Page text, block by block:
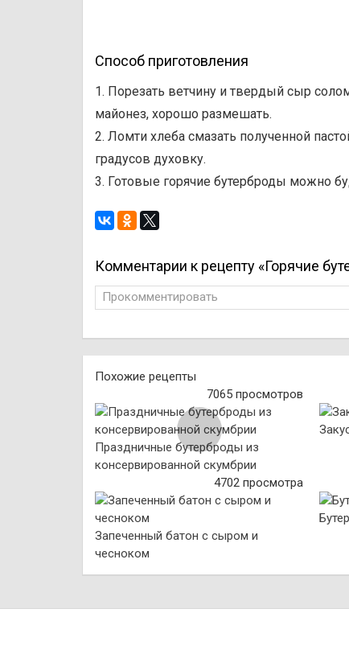
Способ приготовления
1. Порезать ветчину и твердый сыр
майонез, хорошо размешать.
2. Ломти хлеба смазать полученной
градусов духовку.
3. Готовые горячие бутерброды можно
Комментарии к рецепту «Горячие
Прокомментировать
Похожие рецепты
7065 просмотров
Праздничные бутерброды из
консервированной скумбрии
4702 просмотра
Запеченный батон с сыром и
чесноком